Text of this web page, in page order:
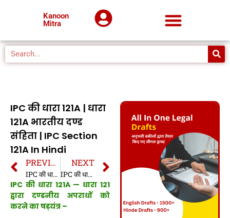
Kanoon
Mitra
IPC की धारा 121A | धारा
121A भारतीय दण्ड
संहिता | IPC Section
121A In Hindi
PREVIOUS
IPC की धारा 121 | धारा 121 भारतीय दण्ड संहिता | IPC Section 121 In Hindi
NEXT
IPC की धारा 122 | धारा 122 भारतीय दण्ड संहिता | IPC Section 122 In Hindi
IPC की धारा 121A — धारा 121
द्वारा दण्डनीय अपराधों को
करने का षड़यंत्र –